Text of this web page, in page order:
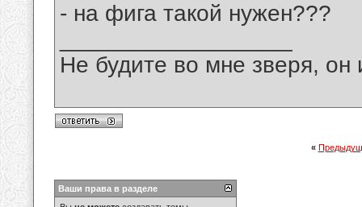
- на фига такой нужен???
Не будите во мне зверя, он
«
Ваши права в разделе